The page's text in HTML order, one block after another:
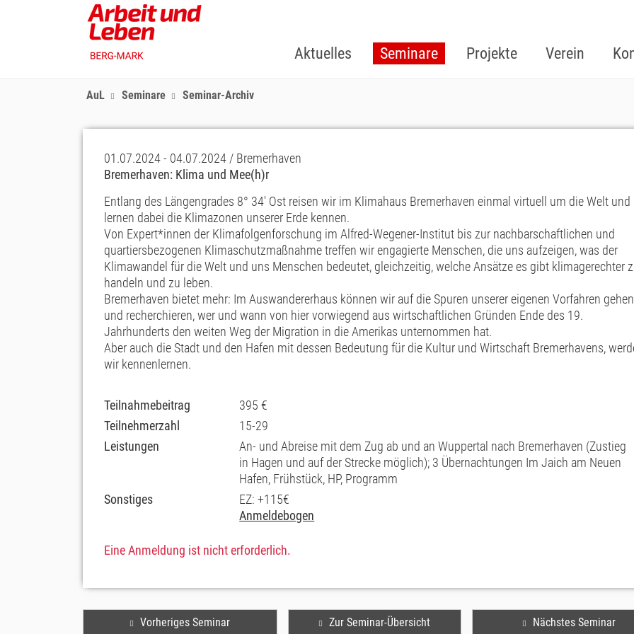
Aktuelles Seminare Projekte Verein
AuL Seminare Seminar-Archiv
01.07.2024 - 04.07.2024 / Bremerhaven
Bremerhaven: Klima und Mee(h)r
Entlang des Längengrades 8° 34' Ost reisen wir im Klimahaus Bremerhaven einmal virtuell um die Welt und
lernen dabei die Klimazonen unserer Erde kennen.
Von Expert*innen der Klimafolgenforschung im Alfred-Wegener-Institut bis zur nachbarschaftlichen und
quartiersbezogenen Klimaschutzmaßnahme treffen wir engagierte Menschen, die uns aufzeigen, was der
Klimawandel für die Welt und uns Menschen bedeutet, gleichzeitig, welche Ansätze es gibt klimagerechter
handeln und zu leben.
Bremerhaven bietet mehr: Im Auswandererhaus können wir auf die Spuren unserer eigenen Vorfahren gehen
und recherchieren, wer und wann von hier vorwiegend aus wirtschaftlichen Gründen Ende des 19.
Jahrhunderts den weiten Weg der Migration in die Amerikas unternommen hat.
Aber auch die Stadt und den Hafen mit dessen Bedeutung für die Kultur und Wirtschaft Bremerhavens,
wir kennenlernen.
Teilnahmebeitrag
395 €
Teilnehmerzahl
15-29
Leistungen
An- und Abreise mit dem Zug ab und an Wuppertal nach Bremerhaven (Zustieg
in Hagen und auf der Strecke möglich); 3 Übernachtungen Im Jaich am Neuen
Hafen, Frühstück, HP, Programm
Sonstiges
EZ: +115€
Anmeldebogen
Eine Anmeldung ist nicht erforderlich.
Vorheriges Seminar Zur Seminar-Übersicht Nächstes Seminar